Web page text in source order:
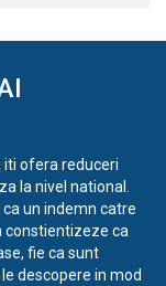
iti ofera reduceri
la nivel national.
un indemn catre
constientizeze ca
fie ca sunt
descopere in mod